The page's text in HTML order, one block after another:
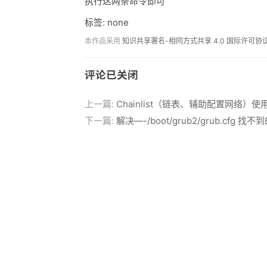
标签: none
本作品采用 知识共享署名-相同方式共享 4.0 国际许可协
评论已关闭
上一篇: Chainlist（链表、辅助配置网络）使
下一篇: 解决—-/boot/grub2/grub.cfg 找不到